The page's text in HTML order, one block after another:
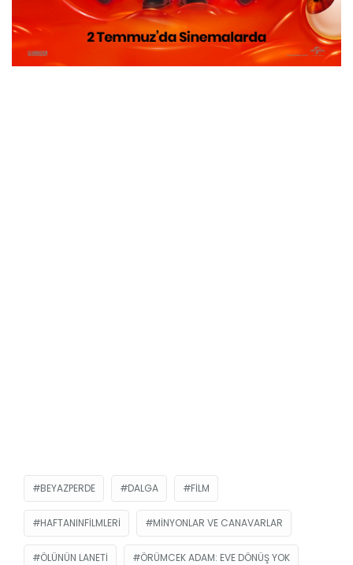
BEYAZPERDE DALGA FILM
HAFTANINFILMLERI MINYONLAR VE CANAVARLAR
ÖLÜNÜN LANETI ÖRÜMCEK ADAM: EVE DÖNÜŞ YOK